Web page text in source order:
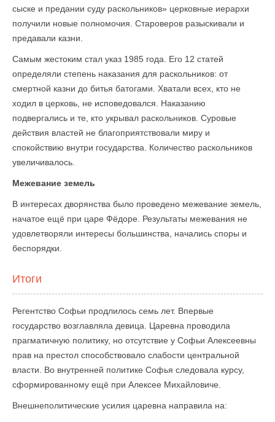
сыске и предании суду раскольников» церковные иерархи
получили новые полномочия. Староверов разыскивали и
предавали казни.
Самым жестоким стал указ 1985 года. Его 12 статей
определяли степень наказания для раскольников: от
смертной казни до битья батогами. Хватали всех, кто не
ходил в церковь, не исповедовался. Наказанию
подвергались и те, кто укрывал раскольников. Суровые
действия властей не благоприятствовали миру и
спокойствию внутри государства. Количество раскольников
увеличивалось.
Межевание земель
В интересах дворянства было проведено межевание земель,
начатое ещё при царе Фёдоре. Результаты межевания не
удовлетворяли интересы большинства, начались споры и
беспорядки.
Итоги
Регентство Софьи продлилось семь лет. Впервые
государство возглавляла девица. Царевна проводила
прагматичную политику, но отсутствие у Софьи Алексеевны
прав на престол способствовало слабости центральной
власти. Во внутренней политике Софья следовала курсу,
сформированному ещё при Алексее Михайловиче.
Внешнеполитические усилия царевна направила на: